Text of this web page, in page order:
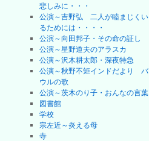
悲しみに・・・
公演～吉野弘 二人が睦まじくい
るためには・・・・
公演～向田邦子・その命の証し
公演～星野道夫のアラスカ
公演～沢木耕太郎・深夜特急
公演～秋野不矩インドだより バ
ウルの歌
公演～茨木のり子・おんなの言葉
図書館
学校
宗左近～炎える母
寺